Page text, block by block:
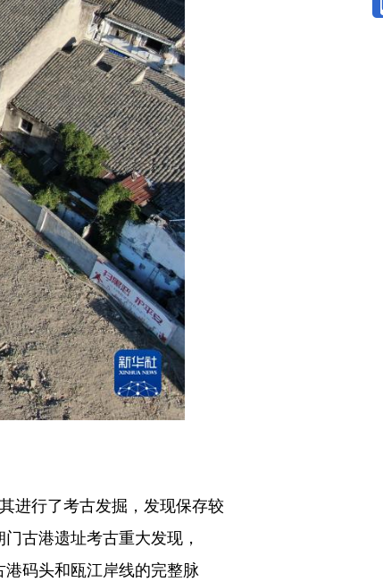
进行了考古发掘，发现保存较
古港遗址考古重大发现，
码头和瓯江岸线的完整脉